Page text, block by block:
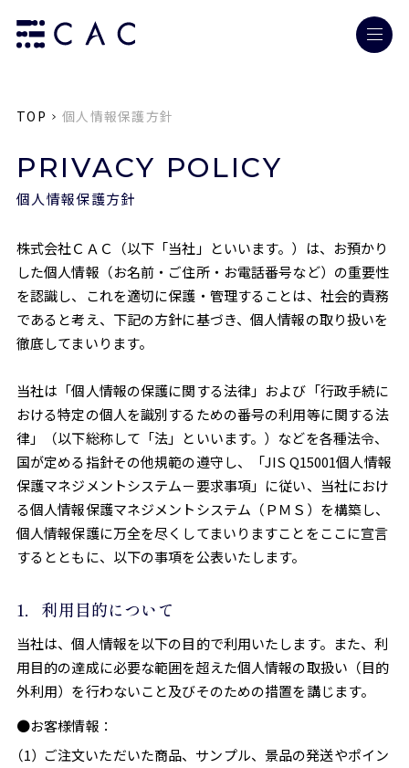
TOP 個人情報保護方針
PRIVACY POLICY
個人情報保護方針
株式会社ＣＡＣ（以下「当社」といいます。）は、お預かり
した個人情報（お名前・ご住所・お電話番号など）の重要性
を認識し、これを適切に保護・管理することは、社会的責務
であると考え、下記の方針に基づき、個人情報の取り扱いを
徹底してまいります。
当社は「個人情報の保護に関する法律」および「行政手続に
おける特定の個人を識別するための番号の利用等に関する法
律」（以下総称して「法」といいます。）などを各種法令、
国が定める指針その他規範の遵守し、「JIS Q15001個人情報
保護マネジメントシステム－要求事項」に従い、当社におけ
る個人情報保護マネジメントシステム（ＰＭＳ）を構築し、
個人情報保護に万全を尽くしてまいりますことをここに宣言
するとともに、以下の事項を公表いたします。
1．利用目的について
当社は、個人情報を以下の目的で利用いたします。また、利
用目的の達成に必要な範囲を超えた個人情報の取扱い（目的
外利用）を行わないこと及びそのための措置を講じます。
●お客様情報：
ご注文いただいた商品、サンプル、景品の発送やポイン